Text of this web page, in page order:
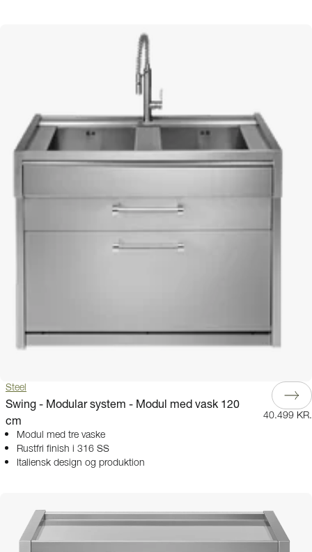
Steel
Swing - Modular system - Modul med vask 120
cm
Modul med tre vaske
Rustfri finish i 316 SS
Italiensk design og produktion
40.499 KR.